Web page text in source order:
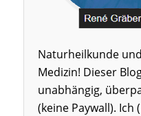
Naturheilkunde
Medizin! Dieser
unabhängig,
(keine Paywall). Ich